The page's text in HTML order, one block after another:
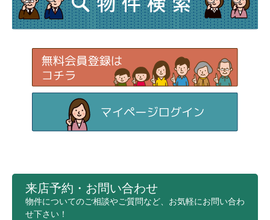
来店予約・お問い合わせ
物件についてのご相談やご質問など、お気軽にお問い合わ
せ下さい！